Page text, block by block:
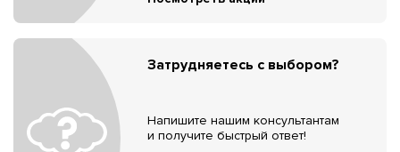
Затрудняетесь с выбором?
Напишите нашим консультантам
и получите быстрый ответ!